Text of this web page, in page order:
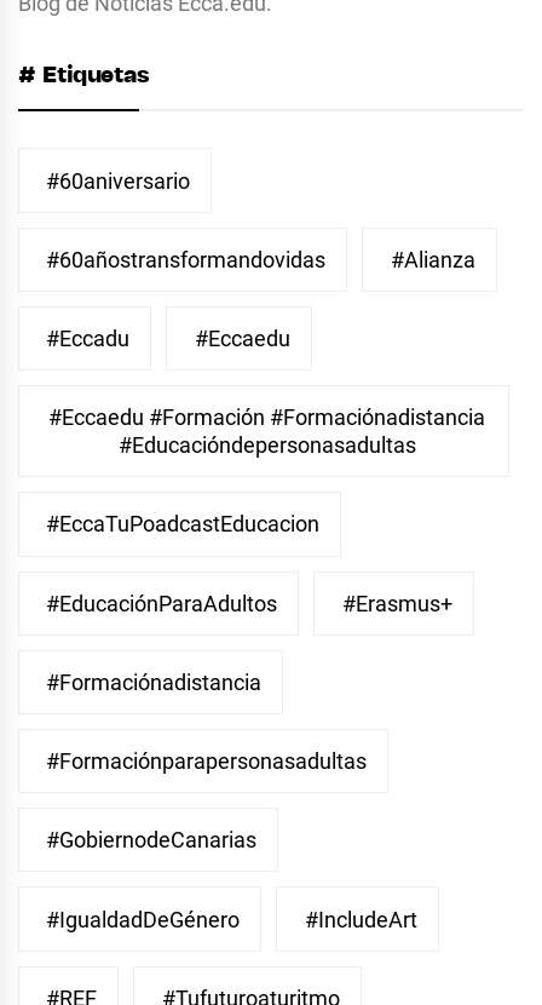
# Etiquetas
#60aniversario
#60añostransformandovidas #Alianza
#eccadu #eccaedu
#eccaedu #formación #formaciónadistancia
#educacióndepersonasadultas
#EccaTuPoadcastEducacion
#EducaciónParaAdultos #Erasmus+
#Formaciónadistancia
#Formaciónparapersonasadultas
#GobiernodeCanarias
#IgualdadDeGénero #IncludeArt
#REF #Tufuturoaturitmo